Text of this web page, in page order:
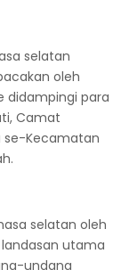
selatan
oleh
didampingi para
Camat
se-Kecamatan
selatan oleh
utama
undang